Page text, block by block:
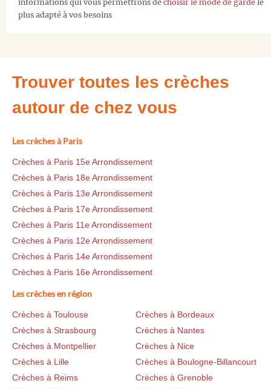
informations qui vous permettrons de choisir le mode de garde le
plus adapté à vos besoins
Trouver toutes les crèches
autour de chez vous
Les crèches à Paris
Crèches à Paris 15e Arrondissement
Crèches à Paris 18e Arrondissement
Crèches à Paris 13e Arrondissement
Crèches à Paris 17e Arrondissement
Crèches à Paris 11e Arrondissement
Crèches à Paris 12e Arrondissement
Crèches à Paris 14e Arrondissement
Crèches à Paris 16e Arrondissement
Les crèches en région
Crèches à Toulouse
Crèches à Bordeaux
Crèches à Strasbourg
Crèches à Nantes
Crèches à Montpellier
Crèches à Nice
Crèches à Lille
Crèches à Boulogne-Billancourt
Crèches à Reims
Crèches à Grenoble